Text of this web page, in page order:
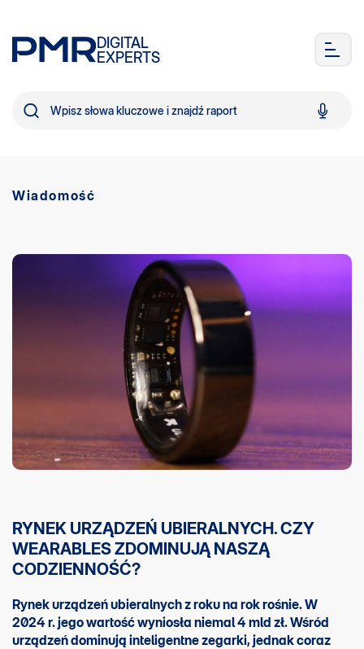
DIGITAL
EXPERTS
Wiadomość
RYNEK URZĄDZEŃ UBIERALNYCH. CZY
WEARABLES ZDOMINUJĄ NASZĄ
CODZIENNOŚĆ?
Rynek urządzeń ubieralnych z roku na rok rośnie. W
2024 r. jego wartość wyniosła niemal 4 mld zł. Wśród
urządzeń dominują inteligentne zegarki, jednak coraz